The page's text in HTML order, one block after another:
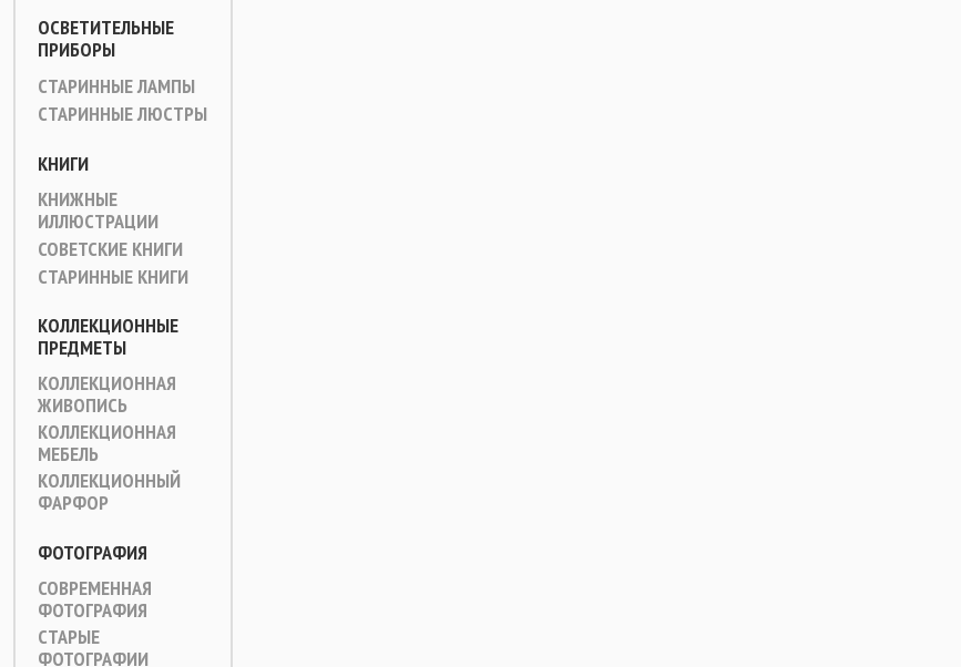
ОСВЕТИТЕЛЬНЫЕ
ПРИБОРЫ
СТАРИННЫЕ ЛАМПЫ
СТАРИННЫЕ ЛЮСТРЫ
КНИГИ
КНИЖНЫЕ
ИЛЛЮСТРАЦИИ
СОВЕТСКИЕ КНИГИ
СТАРИННЫЕ КНИГИ
КОЛЛЕКЦИОННЫЕ
ПРЕДМЕТЫ
КОЛЛЕКЦИОННАЯ
ЖИВОПИСЬ
КОЛЛЕКЦИОННАЯ
МЕБЕЛЬ
КОЛЛЕКЦИОННЫЙ
ФАРФОР
ФОТОГРАФИЯ
СОВРЕМЕННАЯ
ФОТОГРАФИЯ
СТАРЫЕ
ФОТОГРАФИИ